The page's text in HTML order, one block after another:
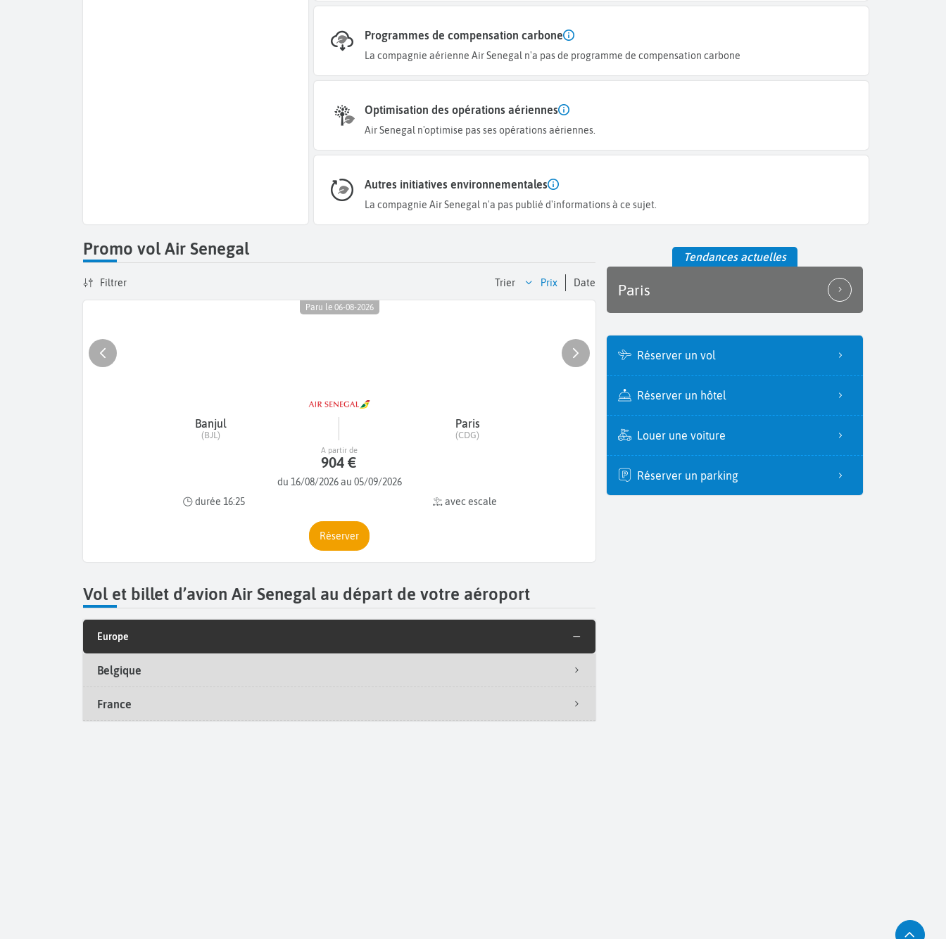
Programmes de compensation carbone
La compagnie aérienne Air Senegal n'a pas de programme de compensation carbone
Optimisation des opérations aériennes
Air Senegal n'optimise pas ses opérations aériennes.
Autres initiatives environnementales
La compagnie Air Senegal n'a pas publié d'informations à ce sujet.
Promo vol Air Senegal
Filtrer Trier prix date
Paru le 06-08-2026
Banjul
(BJL)
Paris
(CDG)
du 16/08/2026 au 05/09/2026
durée 16:25
avec escale
A partir de
904 €
Réserver
Vol et billet d’avion Air Senegal au départ de votre aéroport
Europe
Belgique
France
Tendances actuelles
Paris
Réserver un vol
Réserver un hôtel
Louer une voiture
Réserver un parking